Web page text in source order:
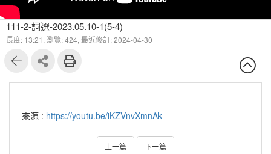
111-2-詞選-2023.05.10-1(5-4)
長度: 13:21, 瀏覽: 424, 最近修訂: 2024-04-30
來源 : https://youtu.be/iKZVnvXmnAk
上一篇 下一篇